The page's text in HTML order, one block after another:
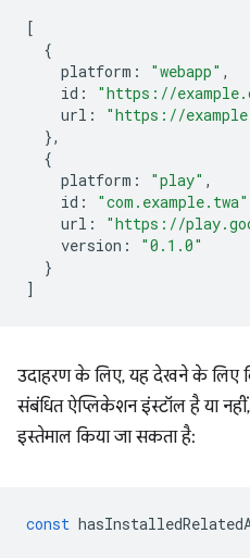
[
{
platform : "webapp" ,
id :
"https://
url :
"https://
},
{
platform : "play" ,
id : "com.example.twa"
url :
"https://
version :
"0.1.0"
}
]
उदाहरण के लिए, यह देखने के लिए
संबंधित ऐप्लिकेशन इंस्टॉल है या
इस्तेमाल किया जा सकता है:
const